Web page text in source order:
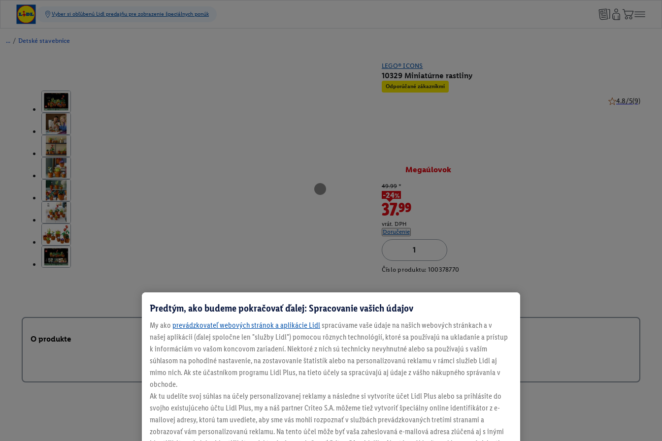
/ Detské stavebnice
LEGO® ICONS
10329 Miniatúrne rastliny
Odporúčané zákazníkmi
4.8/5(9)
Megaúlovok
49.99*
-24%
37.99
vrát. DPH
Doručenie
Číslo produktu: 100378770
O produkte
Predtým, ako budeme pokračovať ďalej: Spracovanie vašich údajov
My ako prevádzkovateľ webových stránok a aplikácie Lidl spracúvame vaše údaje na našich webových stránkach a v
našej aplikácii (ďalej spoločne len "služby Lidl") pomocou rôznych technológií, ktoré sa používajú na ukladanie a prístup
k informáciám vo vašom koncovom zariadení. Niektoré z nich sú technicky nevyhnutné alebo sa používajú s vaším
súhlasom na pohodlné nastavenie, na zostavovanie štatistík alebo na personalizovanú reklamu v rámci služieb Lidl aj
mimo nich. Ak ste účastníkom programu Lidl Plus, na tieto účely sa spracúvajú aj údaje z vášho nákupného správania v
obchode.
Ak tu udelíte svoj súhlas na účely personalizovanej reklamy a následne si vytvoríte účet Lidl Plus alebo sa prihlásite do
svojho existujúceho účtu Lidl Plus, my a náš partner Criteo S.A. môžeme tiež vytvoriť špeciálny online identifikátor z e-
mailovej adresy, ktorú tam uvediete, aby sme vás mohli rozpoznať v službách prevádzkovaných tretími stranami a
zobrazovať vám personalizovanú reklamu. Na tento účel môže byť vaša zaheslovaná e-mailová adresa zlúčená aj s inými